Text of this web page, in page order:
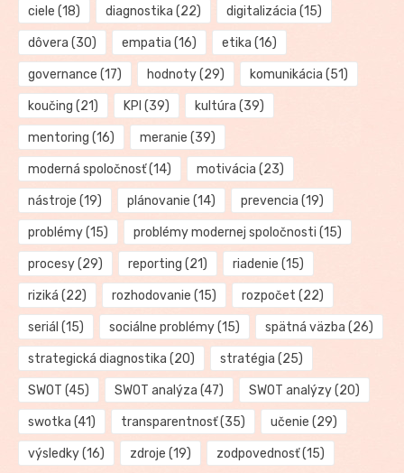
ciele (18) diagnostika (22) digitalizácia (15)
dôvera (30) empatia (16) etika (16)
governance (17) hodnoty(29) komunikácia (51)
koučing (21) KPI (39) kultúra (39)
mentoring (16) meranie (39)
moderná spoločnosť(14) motivácia (23)
nástroje (19) plánovanie (14) prevencia (19)
problémy(15) problémy modernej spoločnosti (15)
procesy(29) reporting (21) riadenie (15)
riziká (22) rozhodovanie (15) rozpočet (22)
seriál (15) sociálne problémy(15) spätná väzba (26)
strategická diagnostika (20) stratégia (25)
SWOT (45) SWOT analýza (47) SWOT analýzy(20)
swotka (41) transparentnosť(35) učenie (29)
výsledky(16) zdroje (19) zodpovednosť(15)